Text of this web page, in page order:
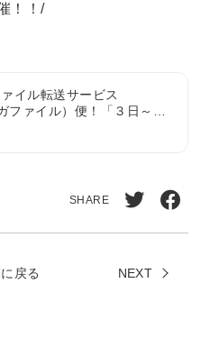
！！/
イル転送サービス
ファイル）便！「３日～１
７種類のファイルの保持期
SHARE
シェ
でシ
戻る NEXT